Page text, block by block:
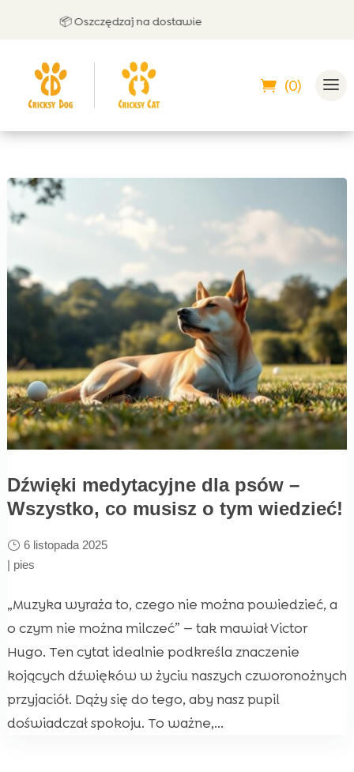
📦 Oszczędzaj na dostawie
(0)
Dźwięki medytacyjne dla psów –
Wszystko, co musisz o tym wiedzieć!
6 listopada 2025
| pies
„Muzyka wyraża to, czego nie można powiedzieć, a
o czym nie można milczeć” — tak mawiał Victor
Hugo. Ten cytat idealnie podkreśla znaczenie
kojących dźwięków w życiu naszych czworonożnych
przyjaciół. Dąży się do tego, aby nasz pupil
doświadczał spokoju. To ważne,...